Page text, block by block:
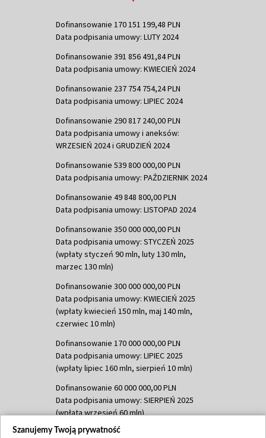
Dofinansowanie 170 151 199,48 PLN
Data podpisania umowy: LUTY 2024
Dofinansowanie 391 856 491,84 PLN
Data podpisania umowy: KWIECIEŃ 2024
Dofinansowanie 237 754 754,24 PLN
Data podpisania umowy: LIPIEC 2024
Dofinansowanie 290 817 240,00 PLN
Data podpisania umowy i aneksów:
WRZESIEŃ 2024 i GRUDZIEŃ 2024
Dofinansowanie 539 800 000,00 PLN
Data podpisania umowy: PAŹDZIERNIK 2024
Dofinansowanie 49 848 800,00 PLN
Data podpisania umowy: LISTOPAD 2024
Dofinansowanie 350 000 000,00 PLN
Data podpisania umowy: STYCZEŃ 2025
(wpłaty styczeń 90 mln, luty 130 mln,
marzec 130 mln)
Dofinansowanie 300 000 000,00 PLN
Data podpisania umowy: KWIECIEŃ 2025
(wpłaty kwiecień 150 mln, maj 140 mln,
czerwiec 10 mln)
Dofinansowanie 170 000 000,00 PLN
Data podpisania umowy: LIPIEC 2025
(wpłaty lipiec 160 mln, sierpień 10 mln)
Dofinansowanie 60 000 000,00 PLN
Data podpisania umowy: SIERPIEŃ 2025
(wpłata wrzesień 60 mln)
Dofinansowanie 635 783 051,21 PLN
Szanujemy Twoją prywatność